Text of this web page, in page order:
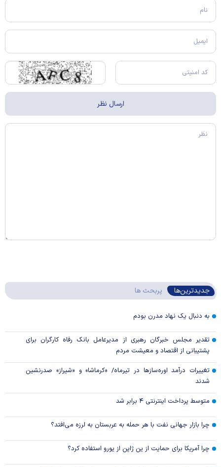
جدیدترین‌ها پربحث ها
به دنبال یک نهاد مدرن بودم
تقدیر مجلس خبرگان رهبری از مدیرعامل بانک رفاه کارگران برای
پشتیبانی از اقتصاد و معیشت مردم
تغییرات درآمد اوره‌سازها در تیرماه/ «کرماشا» و «شیراز» صدرنشین
شدند
متوسط پرداخت اینترنتی ۴ برابر شد
چرا بازار جهانی نفت با هر حمله به عربستان به لرزه می‌افتد؟
چرا آمریکا برای حمایت از ین ژاپن از یورو استفاده کرد؟